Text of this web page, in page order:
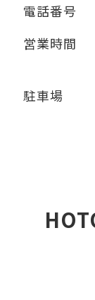
電話番号
営業時間
駐車場